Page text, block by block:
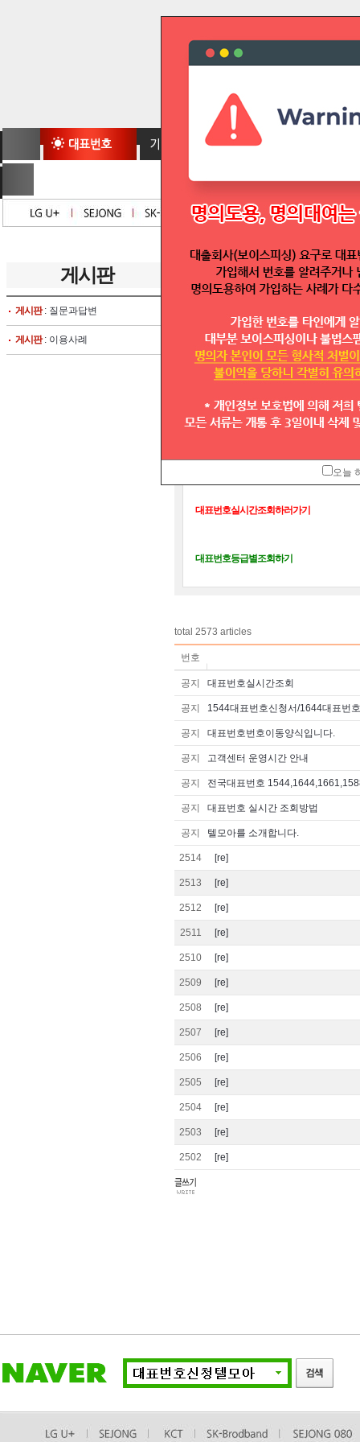
오늘
게시판
게시판: 질문과답변
게시판: 이용사례
글보기
대표번호실시간조회
대표번호실시간조회
대표번호실시간조회하러가기
대표번호등급별조회하기
total 2573 articles
번호
공지 대표번호실시간조회
공지 1544대표번호신청서/1644대표번
공지 대표번호번호이동양식입니다.
공지 고객센터 운영시간 안내
공지 전국대표번호
공지 대표번호 실시간 조회방법
공지 텔모아를 소개합니다.
2514 [re]
2513 [re]
2512 [re]
2511 [re]
2510 [re]
2509 [re]
2508 [re]
2507 [re]
2506 [re]
2505 [re]
2504 [re]
2503 [re]
2502 [re]